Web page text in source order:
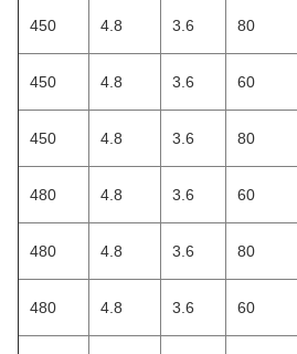
450 4.8 3.6 80
450 4.8 3.6 60
450 4.8 3.6 80
480 4.8 3.6 60
480 4.8 3.6 80
480 4.8 3.6 60